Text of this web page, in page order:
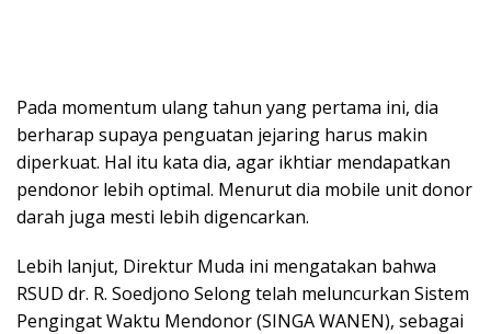
Pada momentum ulang tahun yang pertama ini, dia
berharap supaya penguatan jejaring harus makin
diperkuat. Hal itu kata dia, agar ikhtiar mendapatkan
pendonor lebih optimal. Menurut dia mobile unit donor
darah juga mesti lebih digencarkan.
Lebih lanjut, Direktur Muda ini mengatakan bahwa
RSUD dr. R. Soedjono Selong telah meluncurkan Sistem
Pengingat Waktu Mendonor (SINGA WANEN), sebagai